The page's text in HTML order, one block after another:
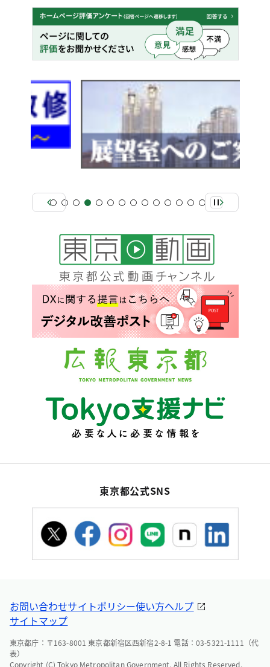
東京都公式SNS
お問い合わせサイトポリシー使い方ヘルプ
サイトマップ
東京都庁：〒163-8001 東京都新宿区西新宿2-8-1 電話：03-5321-1111（代
表）
Copyright (C) Tokyo Metropolitan Government. All Rights Reserved.